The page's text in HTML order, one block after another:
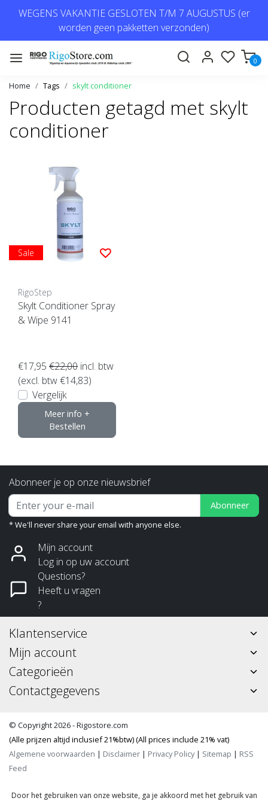
WEGENS VAKANTIE GESLOTEN T/M 7 AUGUSTUS (er
worden geen pakketten verzonden)
0
Home Tags skylt conditioner
Producten getagd met skylt
conditioner
Sale
RigoStep
Skylt Conditioner Spray
& Wipe 9141
€17,95 €22,00 incl. btw
(excl. btw €14,83)
Vergelijk
Meer info +
Bestellen
Abonneer je op onze nieuwsbrief
Abonneer
* We'll never share your email with anyone else.
Mijn account
Log in op uw account
Questions?
Heeft u vragen
?
Klantenservice
Mijn account
Categorieën
Contactgegevens
© Copyright 2026 - Rigostore.com
(Alle prijzen altijd inclusief 21%btw) (All prices include 21% vat)
Algemene voorwaarden | Disclaimer | Privacy Policy| Sitemap | RSS
Feed
Door het gebruiken van onze website, ga je akkoord met het gebruik van